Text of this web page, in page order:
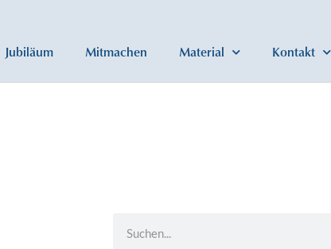
Jubiläum Mitmachen Material Kontakt